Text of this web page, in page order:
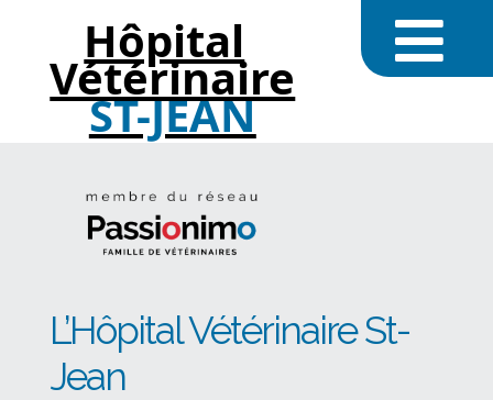
Hôpital
Vétérinaire
ST-JEAN
L’Hôpital Vétérinaire St-
Jean